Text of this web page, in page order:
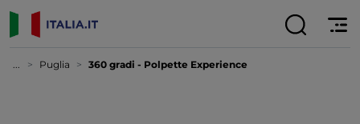
... Puglia 360 gradi - Polpette Experience